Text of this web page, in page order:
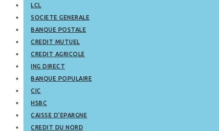
LCL
SOCIETE GENERALE
BANQUE POSTALE
CREDIT MUTUEL
CREDIT AGRICOLE
ING DIRECT
BANQUE POPULAIRE
CIC
HSBC
CAISSE D’EPARGNE
CREDIT DU NORD